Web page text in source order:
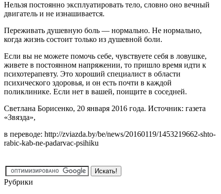
Нельзя постоянно эксплуатировать тело, словно оно вечный
двигатель и не изнашивается.
Переживать душевную боль — нормально. Не нормально,
когда жизнь состоит только из душевной боли.
Если вы не можете помочь себе, чувствуете себя в ловушке,
живете в постоянном напряжении, то пришло время идти к
психотерапевту. Это хороший специалист в области
психического здоровья, и он есть почти в каждой
поликлинике. Если нет в вашей, поищите в соседней.
Светлана Борисенко, 20 января 2016 года. Источник: газета
«Звязда»,
в переводе: http://zviazda.by/be/news/20160119/1453219662-shto-
rabic-kab-ne-padarvac-psihiku
Рубрики